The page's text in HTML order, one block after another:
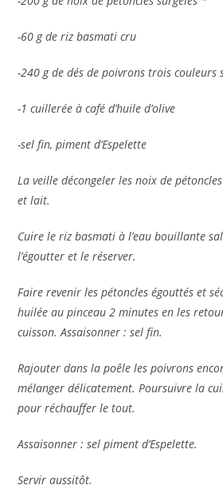
-60 g de riz basmati cru
-240 g de dés de poivrons trois couleurs
-1 cuillerée à café d’huile d’olive
-sel fin, piment d’Espelette
La veille décongeler les noix de
et lait.
Cuire le riz basmati à l’eau bouillante
l’égoutter et le réserver.
Faire revenir les pétoncles égouttés et
huilée au pinceau 2 minutes en les
cuisson. Assaisonner : sel fin.
Rajouter dans la poêle les poivrons
mélanger délicatement. Poursuivre la
pour réchauffer le tout.
Assaisonner : sel piment d’Espelette.
Servir aussitôt.